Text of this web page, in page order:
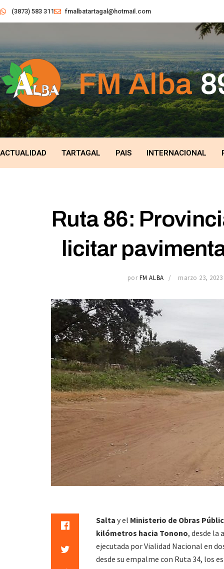
(3873) 583 311 fmalbatartagal@hotmail.com
ACTUALIDAD TARTAGAL PAIS INTERNACIONAL
Ruta 86:
licitar
por FM ALBA marzo 23, 2023
Salta y el Ministerio de Obras
kilómetros hacia Tonono, desde la
ejecutada por Vialidad Nacional en
desde su empalme con Ruta 34, los